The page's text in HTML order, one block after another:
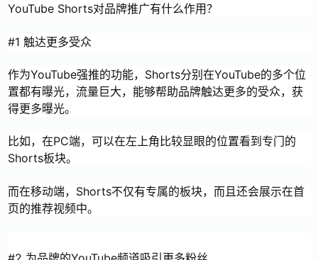
YouTube Shorts对品牌推广有什么作用？
#1 触达更多受众
作为YouTube强推的功能，Shorts分别在YouTube的多个位
置都有曝光，流量巨大，能够帮助品牌触达更多的受众，获
得更多曝光。
比如，在PC端，可以在左上角比较显眼的位置看到专门的
Shorts板块。
而在移动端，Shorts不仅有专属的板块，而且还会展示在首
页的推荐视频中。